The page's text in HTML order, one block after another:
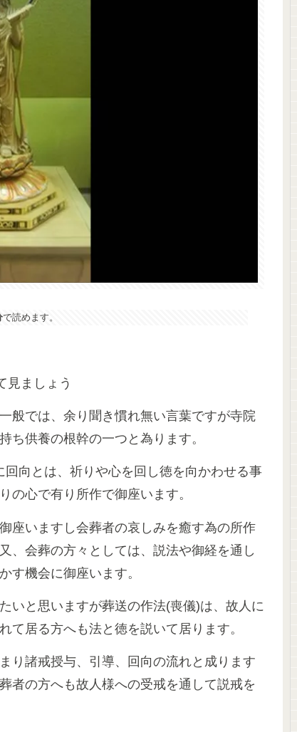
で読めます。
見ましょう
般では、余り聞き慣れ無い言葉ですが寺院
ち供養の根幹の一つと為ります。
向とは、祈りや心を回し徳を向かわせる事
の心で有り所作で御座います。
座いますし会葬者の哀しみを癒す為の所作
、会葬の方々としては、説法や御経を通し
す機会に御座います。
いと思いますが葬送の作法(喪儀)は、故人に
て居る方へも法と徳を説いて居ります。
り諸戒授与、引導、回向の流れと成ります
者の方へも故人様への受戒を通して説戒を